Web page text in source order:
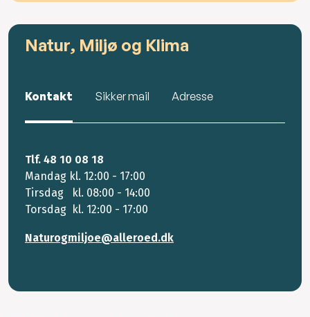
Natur, Miljø og Klima
Kontakt Sikker mail Adresse
Tlf. 48 10 08 18
Mandag kl. 12:00 - 17:00
Tirsdag kl. 08:00 - 14:00
Torsdag kl. 12:00 - 17:00
Naturogmiljoe@alleroed.dk